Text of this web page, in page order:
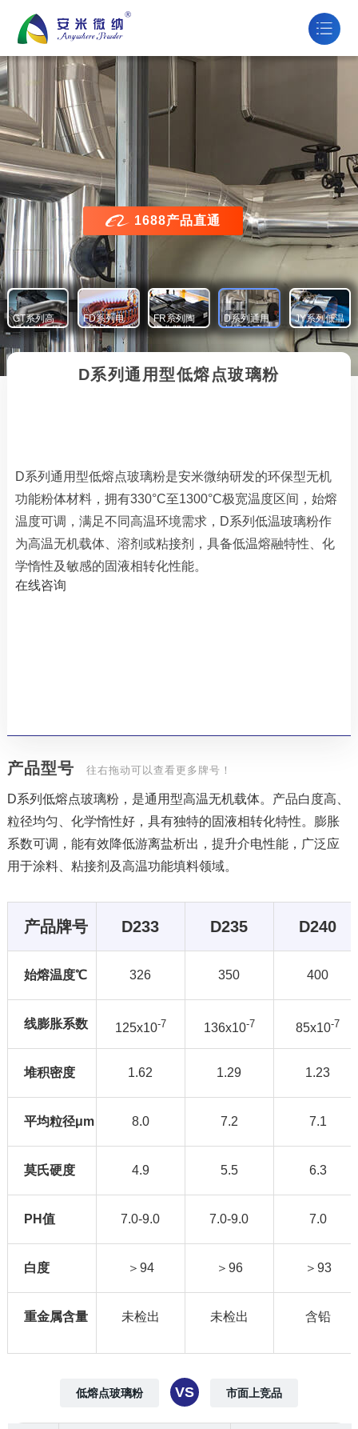
GT系列高
温涂料专用
FD系列电
子封接专用
FR系列陶
瓷化阻燃
D系列通用
低温玻璃粉
JY系列低温
成瓷粉
D系列通用型低熔点玻璃粉
 1688产品直通
D系列通用型低熔点玻璃粉是安米微纳研发的环保型无机
功能粉体材料，拥有330°C至1300°C极宽温度区间，始熔
温度可调，满足不同高温环境需求，D系列低温玻璃粉作
为高温无机载体、溶剂或粘接剂，具备低温熔融特性、化
学惰性及敏感的固液相转化性能。
在线咨询
产品型号 往右拖动可以查看更多牌号！
D系列低熔点玻璃粉，是通用型高温无机载体。产品白度高、
粒径均匀、化学惰性好，具有独特的固液相转化特性。膨胀
系数可调，能有效降低游离盐析出，提升介电性能，广泛应
用于涂料、粘接剂及高温功能填料领域。
产品牌号
始熔温度℃
线膨胀系数
堆积密度
平均粒径μm
莫氏硬度
PH值
白度
重金属含量
D233
326
125x10-7
1.62
8.0
4.9
7.0-9.0
＞94
未检出
D235
350
136x10-7
1.29
7.2
5.5
7.0-9.0
＞96
未检出
D240
400
85x10-7
1.23
7.1
6.3
7.0
＞93
含铅
低熔点玻璃粉 VS 市面上竞品